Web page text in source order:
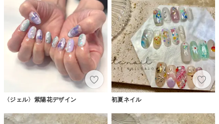
〈ジェル〉紫陽花デザイン 初夏ネイル